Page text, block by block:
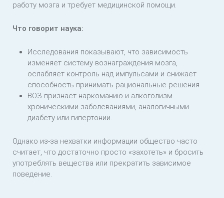
работу мозга и требует медицинской помощи.
Что говорит наука:
Исследования показывают, что зависимость
изменяет систему вознаграждения мозга,
ослабляет контроль над импульсами и снижает
способность принимать рациональные решения.
ВОЗ признает наркоманию и алкоголизм
хроническими заболеваниями, аналогичными
диабету или гипертонии.
Однако из-за нехватки информации общество часто
считает, что достаточно просто «захотеть» и бросить
употреблять вещества или прекратить зависимое
поведение.